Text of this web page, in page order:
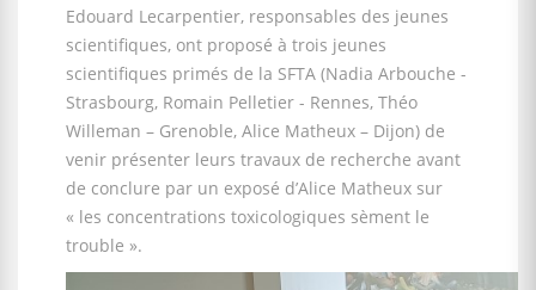
Edouard Lecarpentier, responsables des jeunes
scientifiques, ont proposé à trois jeunes
scientifiques primés de la SFTA (Nadia Arbouche -
Strasbourg, Romain Pelletier - Rennes, Théo
Willeman – Grenoble, Alice Matheux – Dijon) de
venir présenter leurs travaux de recherche avant
de conclure par un exposé d’Alice Matheux sur
« les concentrations toxicologiques sèment le
trouble ».